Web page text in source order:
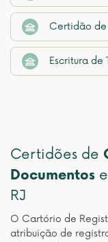
Certidão de
Escritura de
Certidões de
Documentos
RJ
O Cartório de
atribuição de